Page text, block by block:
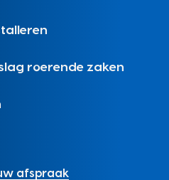
roerende zaken
afspraak